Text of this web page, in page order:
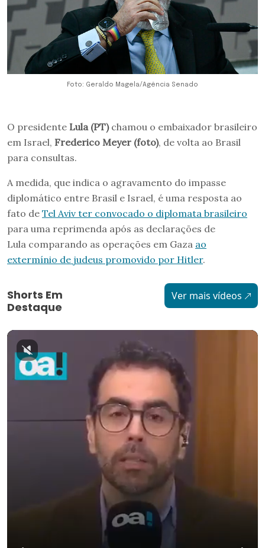
Foto: Geraldo Magela/Agência Senado
O presidente Lula (PT)chamou o embaixador brasileiro
em Israel, Frederico Meyer (foto), de volta ao Brasil
para consultas.
A medida, que indica o agravamento do impasse
diplomático entre Brasil e Israel, é uma resposta ao
fato de Tel Aviv ter convocado o diplomata brasileiro
para uma reprimenda após as declarações de
Lula comparando as operações em Gaza ao
extermínio de judeus promovido por Hitler.
Shorts Em
Destaque
Ver mais vídeos